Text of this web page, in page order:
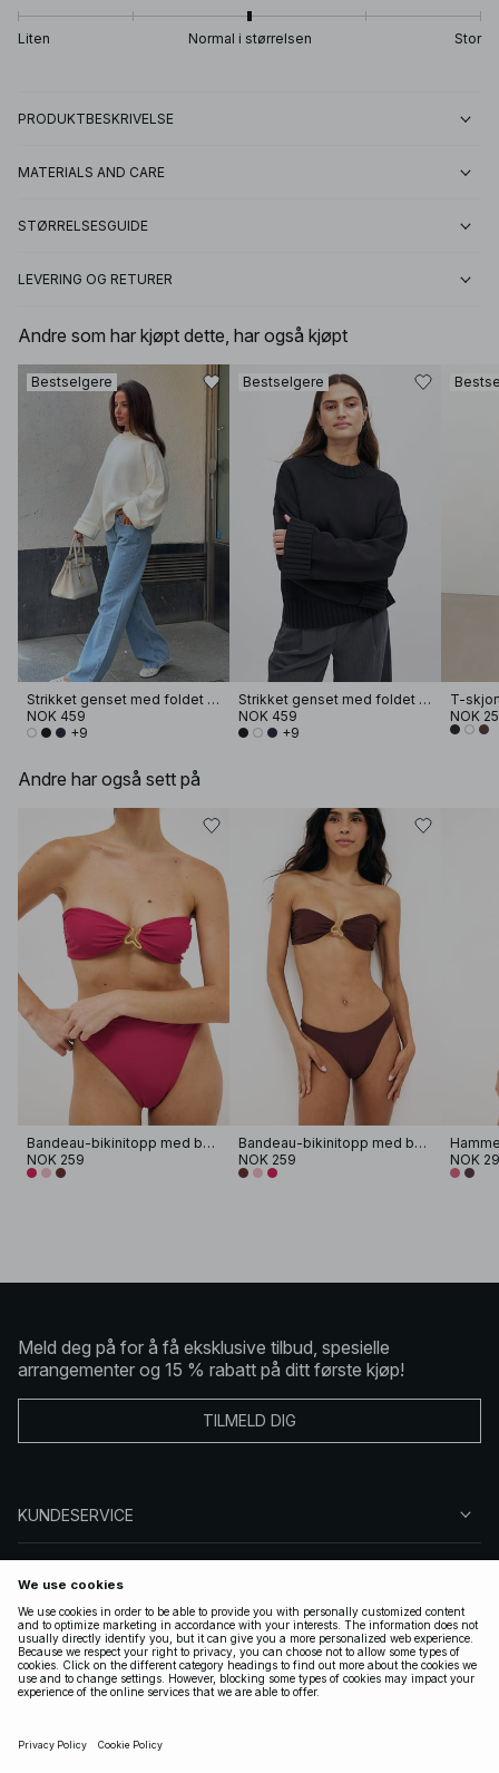
Liten Normal i størrelsen Stor
PRODUKTBESKRIVELSE
MATERIALS AND CARE
STØRRELSESGUIDE
LEVERING OG RETURER
Andre som har kjøpt dette, har også kjøpt
Bestselgere
Strikket genset med foldet erme
NOK 459
+9
Bestselgere
Strikket genset med foldet erme
NOK 459
+9
T-
NOK
Andre har også sett på
Bandeau-bikinitopp med bølgedesign
NOK 259
Bandeau-bikinitopp med bølgedesign
NOK 259
NOK
Meld deg på for å få eksklusive tilbud, spesielle
arrangementer og 15 % rabatt på ditt første kjøp!
TILMELD DIG
KUNDESERVICE
FØLG OSS
LOVLIG